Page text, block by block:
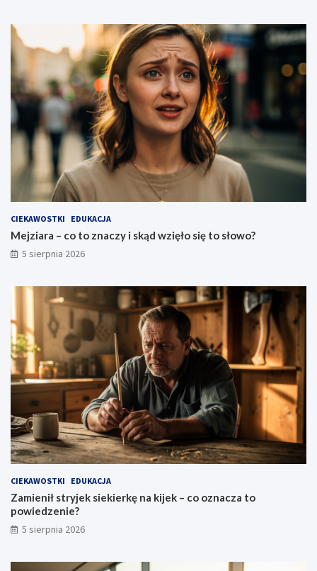
CIEKAWOSTKI EDUKACJA
Mejziara – co to znaczy i skąd wzięło się to słowo?
5 sierpnia 2026
CIEKAWOSTKI EDUKACJA
Zamienił stryjek siekierkę na kijek – co oznacza to
powiedzenie?
5 sierpnia 2026